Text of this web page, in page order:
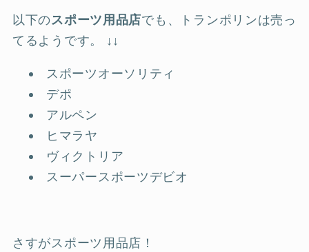
以下のスポーツ用品店でも、トランポリンは売っ
てるようです。 ↓↓
スポーツオーソリティ
デポ
アルペン
ヒマラヤ
ヴィクトリア
スーパースポーツデビオ
さすがスポーツ用品店！